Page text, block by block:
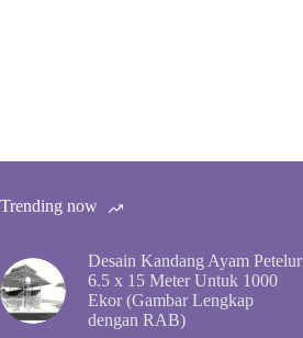
Trending now
Desain Kandang Ayam Petelur
6.5 x 15 Meter Untuk 1000
Ekor (Gambar Lengkap
dengan RAB)